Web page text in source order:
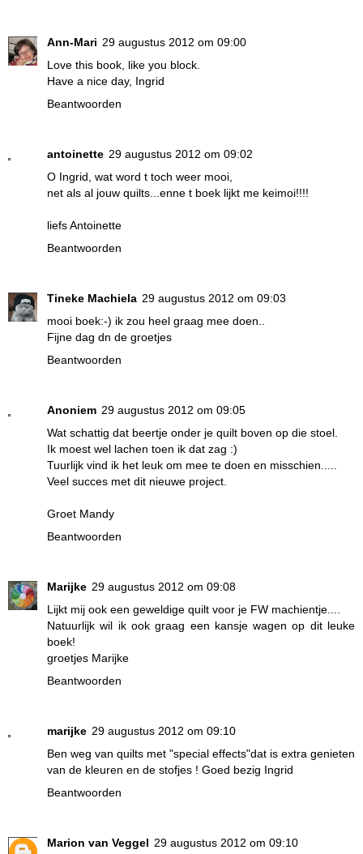
Ann-Mari 29 augustus 2012 om 09:00
Love this book, like you block.
Have a nice day, Ingrid
Beantwoorden
antoinette 29 augustus 2012 om 09:02
O Ingrid, wat word t toch weer mooi,
net als al jouw quilts...enne t boek lijkt me keimoi!!!!
liefs Antoinette
Beantwoorden
Tineke Machiela 29 augustus 2012 om 09:03
mooi boek:-) ik zou heel graag mee doen..
Fijne dag dn de groetjes
Beantwoorden
Anoniem 29 augustus 2012 om 09:05
Wat schattig dat beertje onder je quilt boven op die stoel.
Ik moest wel lachen toen ik dat zag :)
Tuurlijk vind ik het leuk om mee te doen en misschien.....
Veel succes met dit nieuwe project.
Groet Mandy
Beantwoorden
Marijke 29 augustus 2012 om 09:08
Lijkt mij ook een geweldige quilt voor je FW machientje....
Natuurlijk wil ik ook graag een kansje wagen op dit leuke
boek!
groetjes Marijke
Beantwoorden
marijke 29 augustus 2012 om 09:10
Ben weg van quilts met "special effects"dat is extra genieten
van de kleuren en de stofjes ! Goed bezig Ingrid
Beantwoorden
Marion van Veggel 29 augustus 2012 om 09:10